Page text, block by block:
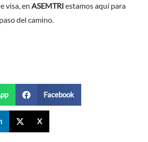
visa, en ASEMTRI estamos aquí para
del camino.
Facebook
X